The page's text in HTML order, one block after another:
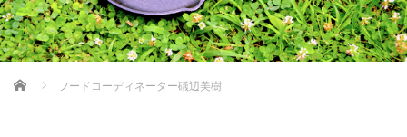
Home フードコーディネーター礒辺美樹